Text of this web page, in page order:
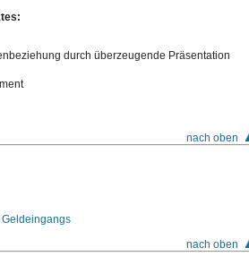
durch überzeugende Präsentation
nach oben
nach oben